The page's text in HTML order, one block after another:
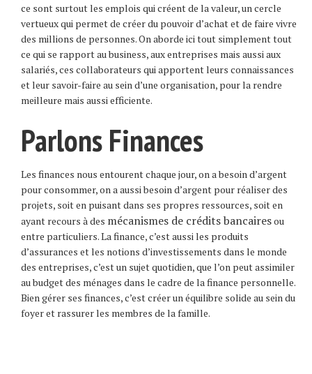
ce sont surtout les emplois qui créent de la valeur, un cercle
vertueux qui permet de créer du pouvoir d’achat et de faire vivre
des millions de personnes. On aborde ici tout simplement tout
ce qui se rapport au business, aux entreprises mais aussi aux
salariés, ces collaborateurs qui apportent leurs connaissances
et leur savoir-faire au sein d’une organisation, pour la rendre
meilleure mais aussi efficiente.
Parlons Finances
Les finances nous entourent chaque jour, on a besoin d’argent
pour consommer, on a aussi besoin d’argent pour réaliser des
projets, soit en puisant dans ses propres ressources, soit en
ayant recours à des mécanismes de crédits bancairesou
entre particuliers. La finance, c’est aussi les produits
d’assurances et les notions d’investissements dans le monde
des entreprises, c’est un sujet quotidien, que l’on peut assimiler
au budget des ménages dans le cadre de la finance personnelle.
Bien gérer ses finances, c’est créer un équilibre solide au sein du
foyer et rassurer les membres de la famille.